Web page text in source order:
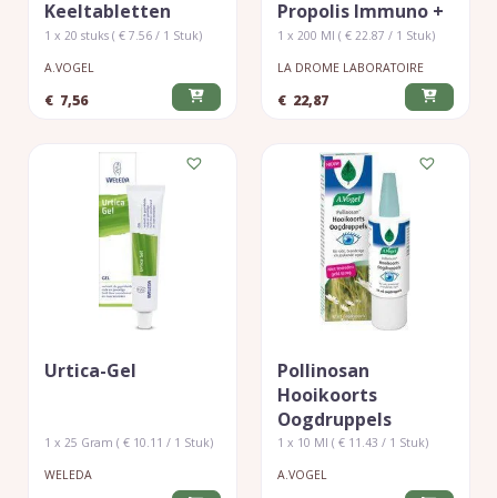
Keeltabletten
1 x 20 stuks ( € 7.56 / 1 Stuk)
A.VOGEL
€ 7,56
Propolis Immuno +
1 x 200 Ml ( € 22.87 / 1 Stuk)
LA DROME LABORATOIRE
€ 22,87
Urtica-Gel
1 x 25 Gram ( € 10.11 / 1 Stuk)
WELEDA
Pollinosan
Hooikoorts
Oogdruppels
1 x 10 Ml ( € 11.43 / 1 Stuk)
A.VOGEL